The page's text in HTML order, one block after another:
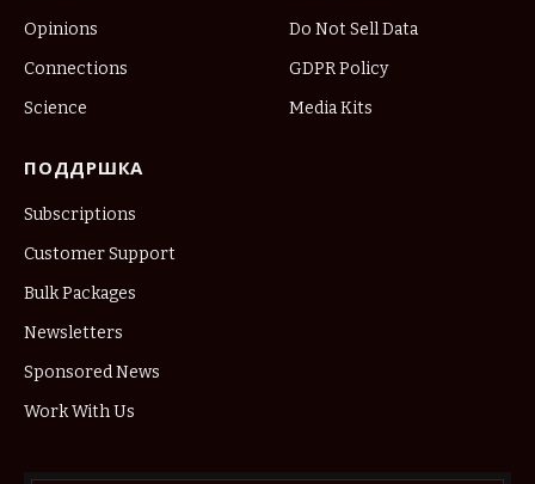
Opinions
Connections
Science
Do Not Sell Data
GDPR Policy
Media Kits
ПОДДРШКА
Subscriptions
Customer Support
Bulk Packages
Newsletters
Sponsored News
Work With Us